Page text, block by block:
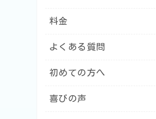
料金
よくある質問
初めての方へ
喜びの声